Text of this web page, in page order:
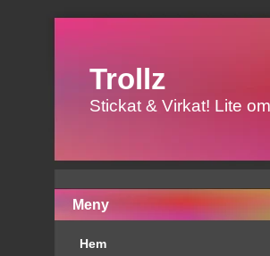
Trollz
Stickat & Virkat! Lite
Meny
Hem